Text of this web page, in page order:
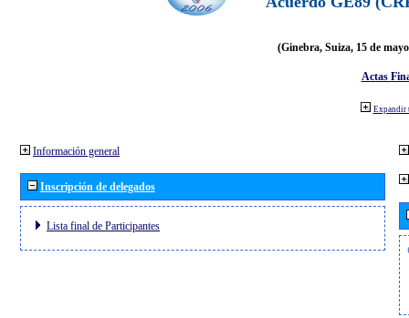
(Ginebra, Suiza, 15 de
Actas
Expandir
Información general
Inscripción de delegados
Lista final de Participantes